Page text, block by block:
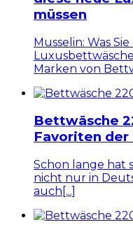
müssen
Musselin: Was
Marken von
Bettwäsche
Favoriten der
Schon lange hat
nicht nur in
auch[...]